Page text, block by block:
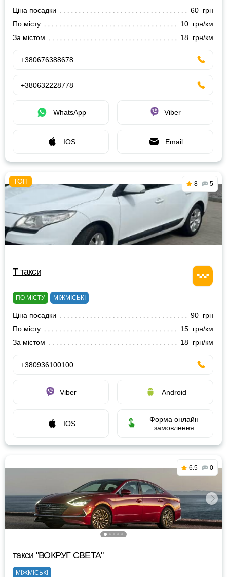
Ціна посадки
60 грн
По місту
10 грн/км
За містом
18 грн/км
+380676388678
+380632228778
WhatsApp Viber
IOS Email
8 5
Т такси
ПО МІСТУ МІЖМІСЬКІ
Ціна посадки
90 грн
По місту
15 грн/км
За містом
18 грн/км
+380936100100
Viber Android
IOS
Форма онлайн
замовлення
6.5 0
такси "ВОКРУГ СВЕТА"
МІЖМІСЬКІ